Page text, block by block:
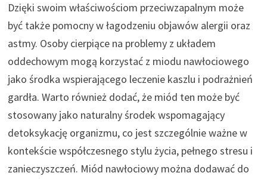
Dzięki swoim właściwościom przeciwzapalnym może
być także pomocny w łagodzeniu objawów alergii oraz
astmy. Osoby cierpiące na problemy z układem
oddechowym mogą korzystać z miodu nawłociowego
jako środka wspierającego leczenie kaszlu i podrażnień
gardła. Warto również dodać, że miód ten może być
stosowany jako naturalny środek wspomagający
detoksykację organizmu, co jest szczególnie ważne w
kontekście współczesnego stylu życia, pełnego stresu i
zanieczyszczeń. Miód nawłociowy można dodawać do